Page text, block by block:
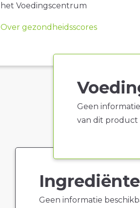
het Voedingscentrum
Over gezondheidsscores
Geen
van dit product
Geen informatie